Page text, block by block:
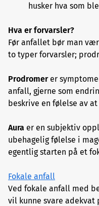
husker hva som
Hva er forvarsler?
Før anfallet bør man
to typer forvarsler;
Prodromerer
anfall, gjerne som
beskrive en følelse av
Aura er en subjektiv
ubehagelig følelse i
egentlig starten på et
Fokale anfall
Ved fokale anfall med
vil kunne svare adekvat